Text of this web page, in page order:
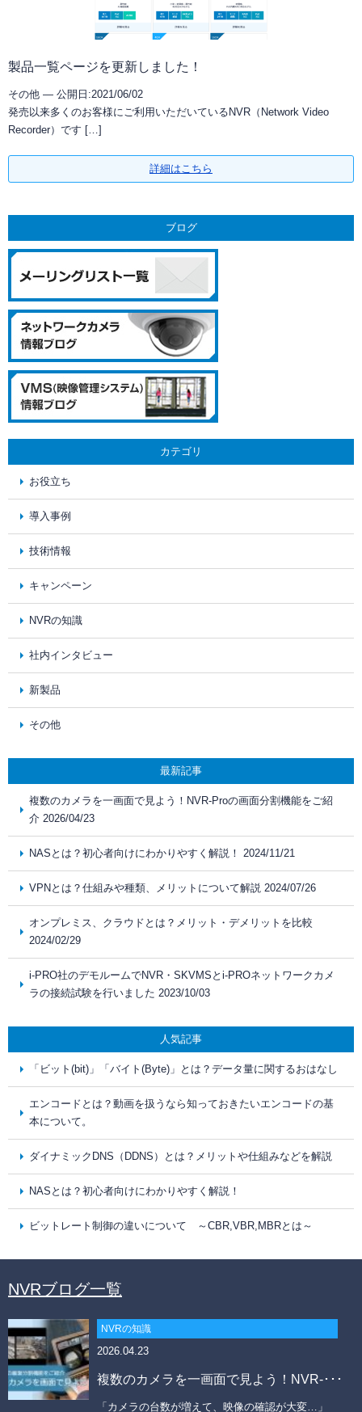
製品一覧ページを更新しました！
その他 — 公開日:2021/06/02
発売以来多くのお客様にご利用いただいているNVR（Network Video
Recorder）です […]
詳細はこちら
ブログ
カテゴリ
お役立ち
導入事例
技術情報
キャンペーン
NVRの知識
社内インタビュー
新製品
その他
最新記事
複数のカメラを一画面で見よう！NVR-Proの画面分割機能をご紹
介 2026/04/23
NASとは？初心者向けにわかりやすく解説！ 2024/11/21
VPNとは？仕組みや種類、メリットについて解説 2024/07/26
オンプレミス、クラウドとは？メリット・デメリットを比較
2024/02/29
i-PRO社のデモルームでNVR・SKVMSとi-PROネットワークカメ
ラの接続試験を行いました 2023/10/03
人気記事
「ビット(bit)」「バイト(Byte)」とは？データ量に関するおはなし
エンコードとは？動画を扱うなら知っておきたいエンコードの基
本について。
ダイナミックDNS（DDNS）とは？メリットや仕組みなどを解説
NASとは？初心者向けにわかりやすく解説！
ビットレート制御の違いについて ～CBR,VBR,MBRとは～
NVRブログ一覧
NVRの知識
2026.04.23
複数のカメラを一画面で見よう！NVR-･･･
「カメラの台数が増えて、映像の確認が大変…」